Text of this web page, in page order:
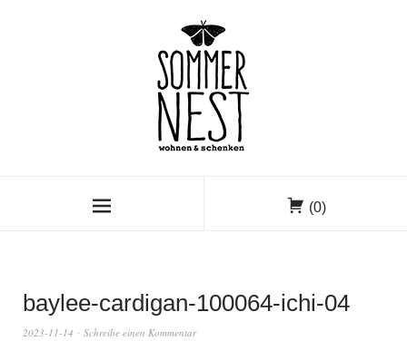
(0)
baylee-cardigan-100064-ichi-04
2023-11-14 Schreibe einen Kommentar